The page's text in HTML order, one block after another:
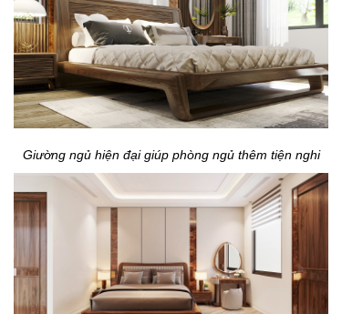
Giường ngủ hiện đại giúp phòng ngủ thêm tiện nghi